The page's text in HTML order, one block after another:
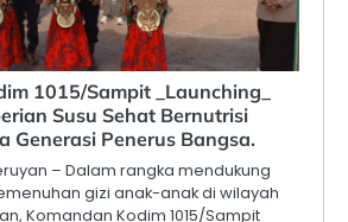
1015/Sampit _Launching_
Susu Sehat Bernutrisi
Generasi Penerus Bangsa.
– Dalam rangka mendukung
gizi anak-anak di wilayah
Komandan Kodim 1015/Sampit